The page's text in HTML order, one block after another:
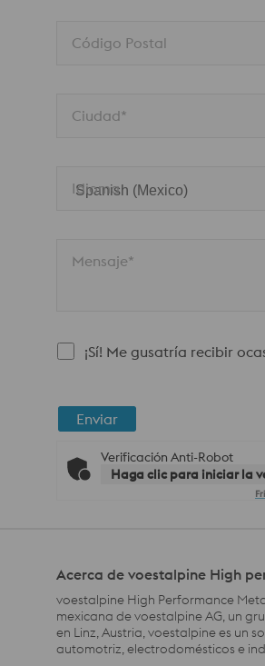
Código Postal
Ciudad*
Idioma
Mensaje*
¡Sí! Me gusatría recibir
Enviar
Verificación Anti-Robot
Haga clic para iniciar la
Acerca de voestalpine High
voestalpine High Performance
mexicana de voestalpine AG, un
en Linz, Austria, voestalpine es un
automotriz, electrodomésticos e